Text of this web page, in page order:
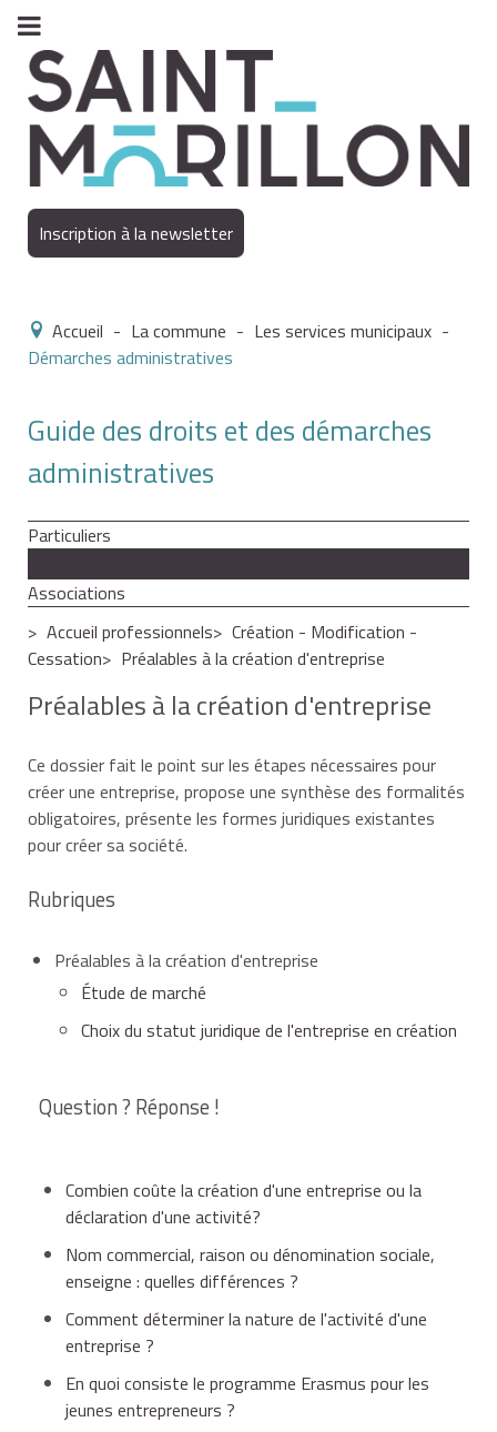
Inscription à la newsletter
Accueil - La commune - Les services municipaux -
Démarches administratives
Guide des droits et des démarches
administratives
Particuliers
Associations
Accueil professionnels
Création - Modification -
Cessation
Préalables à la création d'entreprise
Préalables à la création d'entreprise
Ce dossier fait le point sur les étapes nécessaires pour
créer une entreprise, propose une synthèse des formalités
obligatoires, présente les formes juridiques existantes
pour créer sa société.
Rubriques
Préalables à la création d'entreprise
Étude de marché
Choix du statut juridique de l'entreprise en création
Question ? Réponse !
Combien coûte la création d'une entreprise ou la
déclaration d'une activité?
Nom commercial, raison ou dénomination sociale,
enseigne : quelles différences ?
Comment déterminer la nature de l'activité d'une
entreprise ?
En quoi consiste le programme Erasmus pour les
jeunes entrepreneurs ?